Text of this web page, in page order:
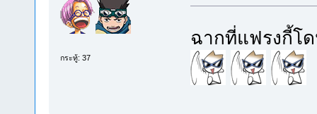
กระทู้: 37
ฉากที่แฟรงกี้โ